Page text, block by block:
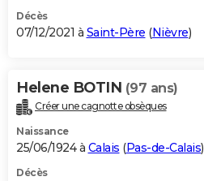
Décès
07/12/2021 à Saint-Père (Nièvre)
Helene BOTIN (97 ans)
Créer une cagnotte obsèques
Naissance
25/06/1924 à Calais (Pas-de-Calais)
Décès